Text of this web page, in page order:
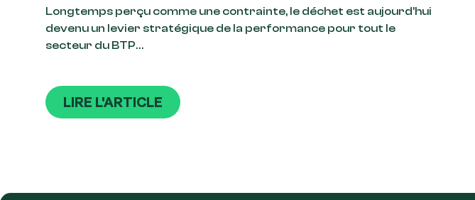
Longtemps perçu comme une contrainte, le déchet est aujourd’hui
devenu un levier stratégique de la performance pour tout le
secteur du BTP…
LIRE L'ARTICLE